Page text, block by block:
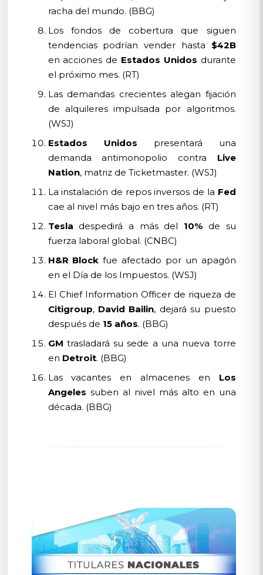
racha del mundo. (BBG)
Los fondos de cobertura que siguen
tendencias podrían vender hasta $42B
en acciones de Estados Unidos durante
el próximo mes. (RT)
Las demandas crecientes alegan fijación
de alquileres impulsada por algoritmos.
(WSJ)
Estados Unidos presentará una
demanda antimonopolio contra Live
Nation, matriz de Ticketmaster. (WSJ)
La instalación de repos inversos de la Fed
cae al nivel más bajo en tres años. (RT)
Tesla despedirá a más del 10% de su
fuerza laboral global. (CNBC)
H&R Block fue afectado por un apagón
en el Día de los Impuestos. (WSJ)
El Chief Information Officer de riqueza de
Citigroup, David Bailin, dejará su puesto
después de 15 años. (BBG)
GM trasladará su sede a una nueva torre
en Detroit. (BBG)
Las vacantes en almacenes en Los
Angeles suben al nivel más alto en una
década. (BBG)